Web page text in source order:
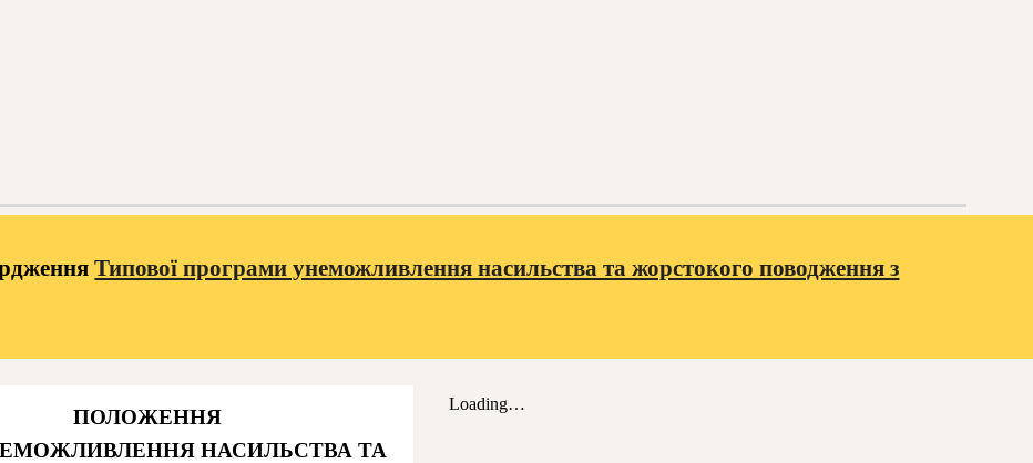
Типової програми унеможливлення насильства та жорстокого поводження з
ПОЛОЖЕННЯ
НАСИЛЬСТВА ТА